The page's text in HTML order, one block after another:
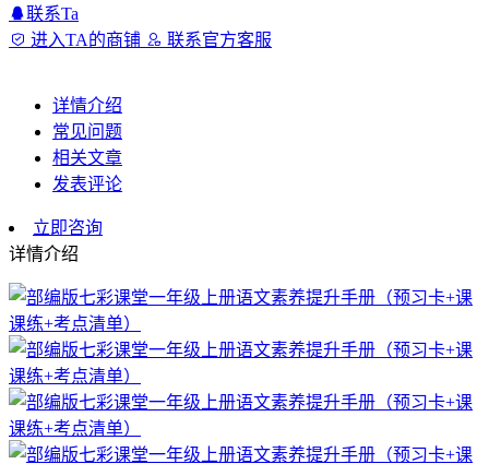
联系Ta
进入TA的商铺
联系官方客服
详情介绍
常见问题
相关文章
发表评论
立即咨询
详情介绍